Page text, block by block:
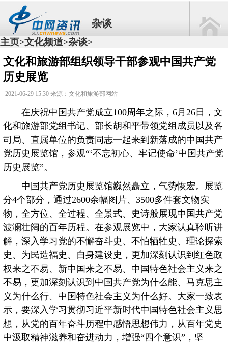
杂谈
主页>文化频道>杂谈>
文化和旅游部组织领导干部参观中国共产党
历史展览
2021-06-29 15:30 来源：文化和旅游部网站
在庆祝中国共产党成立100周年之际，6月26日，文
化和旅游部党组书记、部长胡和平带领党组成员以及各
司局、直属单位的负责同志一起来到新落成的中国共产
党历史展览馆，参观“‘不忘初心、牢记使命’中国共产党
历史展览”。
中国共产党历史展览馆巍然矗立，气势恢宏。展览
分4个部分，通过2600余幅图片、3500多件套文物实
物，全方位、全过程、全景式、史诗般展现中国共产党
波澜壮阔的百年历程。在参观展览中，大家认真聆听讲
解，深入学习党的不懈奋斗史、不怕牺牲史、理论探索
史、为民造福史、自身建设史，更加深刻认识到红色政
权来之不易、新中国来之不易、中国特色社会主义来之
不易，更加深刻认识到中国共产党为什么能、马克思主
义为什么行、中国特色社会主义为什么好。大家一致表
示，要深入学习贯彻习近平新时代中国特色社会主义思
想，从党的百年奋斗历程中感悟思想伟力，从百年党史
中汲取精神滋养和奋进动力，增强“四个意识”，坚